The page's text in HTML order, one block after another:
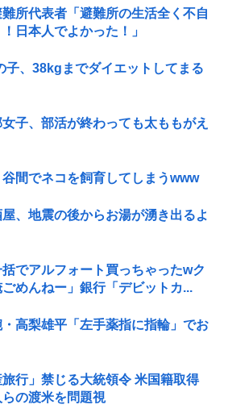
所代表者「避難所の生活全く不自
日本人でよかった！」
子、38kgまでダイエットしてまる
女子、部活が終わっても太ももがえ
谷間でネコを飼育してしまうwww
屋、地震の後からお湯が湧き出るよ
でアルフォート買っちゃったwク
めんねー」銀行「デビットカ...
高梨雄平「左手薬指に指輪」でお
旅行」禁じる大統領令 米国籍取得
の渡米を問題視